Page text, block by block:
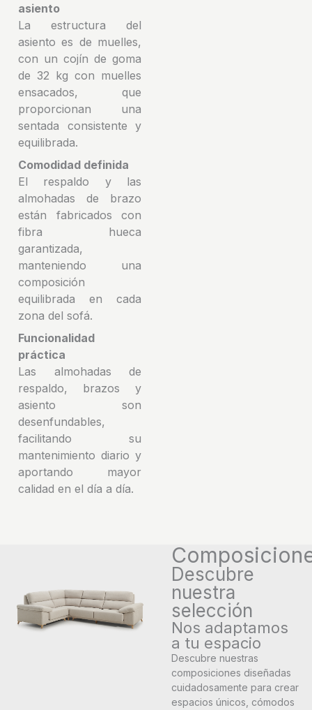
asiento
La estructura del
asiento es de muelles,
con un cojín de goma
de 32 kg con muelles
ensacados, que
proporcionan una
sentada consistente y
equilibrada.
Comodidad definida
El respaldo y las
almohadas de brazo
están fabricados con
fibra hueca
garantizada,
manteniendo una
composición
equilibrada en cada
zona del sofá.
Funcionalidad
práctica
Las almohadas de
respaldo, brazos y
asiento son
desenfundables,
facilitando su
mantenimiento diario y
aportando mayor
calidad en el día a día.
Descubre
nuestra
selección
Nos adaptamos
a tu espacio
Descubre nuestras
composiciones diseñadas
cuidadosamente para crear
espacios únicos, cómodos